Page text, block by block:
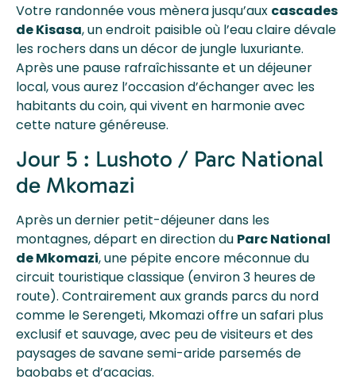
Votre randonnée vous mènera jusqu’aux cascades
de Kisasa, un endroit paisible où l’eau claire dévale
les rochers dans un décor de jungle luxuriante.
Après une pause rafraîchissante et un déjeuner
local, vous aurez l’occasion d’échanger avec les
habitants du coin, qui vivent en harmonie avec
cette nature généreuse.
Jour 5 : Lushoto / Parc National
de Mkomazi
Après un dernier petit-déjeuner dans les
montagnes, départ en direction du Parc National
de Mkomazi, une pépite encore méconnue du
circuit touristique classique (environ 3 heures de
route). Contrairement aux grands parcs du nord
comme le Serengeti, Mkomazi offre un safari plus
exclusif et sauvage, avec peu de visiteurs et des
paysages de savane semi-aride parsemés de
baobabs et d’acacias.